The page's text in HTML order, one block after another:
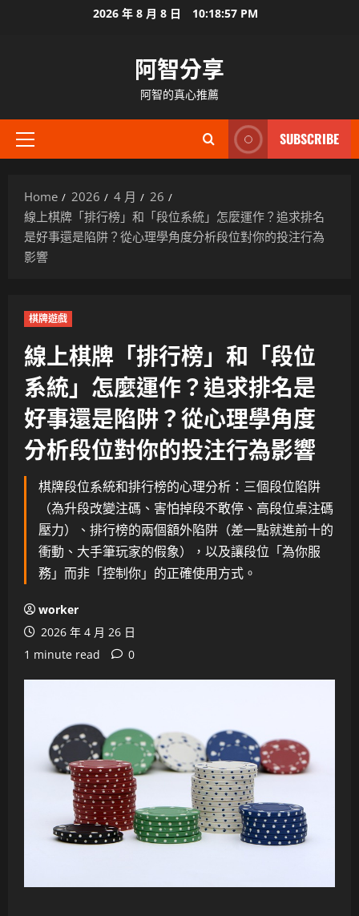
2026 年 8 月 8 日 10:18:58 PM
阿智分享
阿智的真心推薦
Primary
SUBSCRIBE
Home 2026 4 月
26
線上棋牌「排行榜」和「段位系統」怎麼運作？追求排名
是好事還是陷阱？從心理學角度分析段位對你的投注行為
影響
棋牌遊戲
線上棋牌「排行榜」和「段位
系統」怎麼運作？追求排名是
好事還是陷阱？從心理學角度
分析段位對你的投注行為影響
棋牌段位系統和排行榜的心理分析：三個段位陷阱
（為升段改變注碼、害怕掉段不敢停、高段位桌注碼
壓力）、排行榜的兩個額外陷阱（差一點就進前十的
衝動、大手筆玩家的假象），以及讓段位「為你服
務」而非「控制你」的正確使用方式。
worker
2026 年 4 月 26 日
1 minute read
0